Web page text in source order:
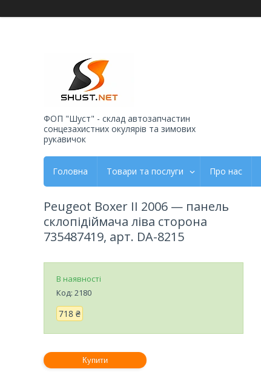
ФОП "Шуст" - склад автозапчастин
сонцезахистних окулярів та зимових
рукавичок
Головна Товари та послуги Про нас
Peugeot Boxer II 2006 — панель
склопідіймача ліва сторона
735487419, арт. DA-8215
В наявності
Код: 2180
718 ₴
Купити